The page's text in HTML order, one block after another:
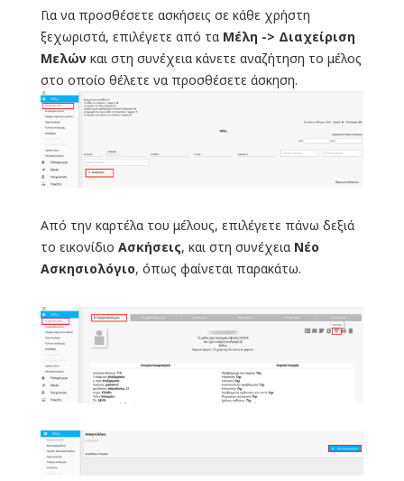
Για να προσθέσετε ασκήσεις σε κάθε χρήστη
ξεχωριστά, επιλέγετε από τα Μέλη -> Διαχείριση
Μελών και στη συνέχεια κάνετε αναζήτηση το μέλος
στο οποίο θέλετε να προσθέσετε άσκηση.
Από την καρτέλα του μέλους, επιλέγετε πάνω δεξιά
το εικονίδιο Ασκήσεις, και στη συνέχεια Νέο
Ασκησιολόγιο, όπως φαίνεται παρακάτω.